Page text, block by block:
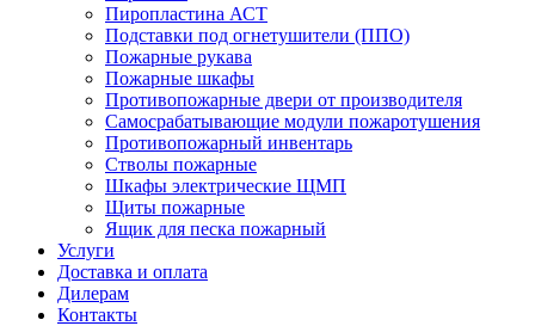
Пиропластина АСТ
Подставки под огнетушители (ППО)
Пожарные рукава
Пожарные шкафы
Противопожарные двери от производителя
Самосрабатывающие модули пожаротушения
Противопожарный инвентарь
Стволы пожарные
Шкафы электрические ЩМП
Щиты пожарные
Ящик для песка пожарный
Услуги
Доставка и оплата
Дилерам
Контакты